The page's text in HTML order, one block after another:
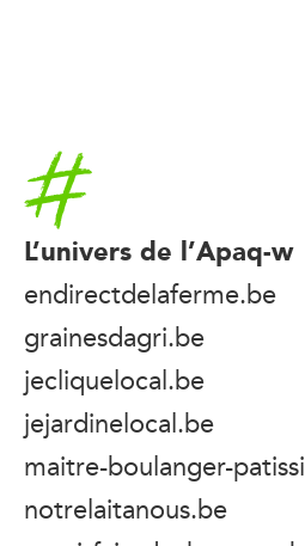
Accueil
L’univers de l’Apaq-w
endirectdelaferme.be
grainesdagri.be
jecliquelocal.be
jejardinelocal.be
maitre-boulanger-
notrelaitanous.be